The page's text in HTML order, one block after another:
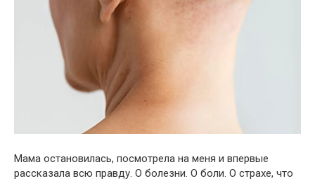
Мама остановилась, посмотрела на меня и впервые
рассказала всю правду. О болезни. О боли. О страхе, что